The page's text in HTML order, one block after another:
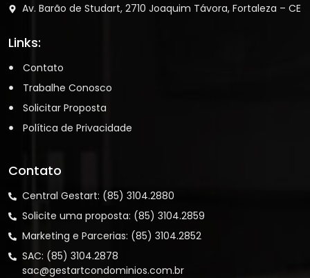
Av. Barão de Studart, 2710 Joaquim Távora, Fortaleza – CE
Links:
Contato
Trabalhe Conosco
Solicitar Proposta
Política de Privacidade
Contato
Central Gestart: (85) 3104.2880
Solicite uma proposta: (85) 3104.2859
Marketing e Parcerias: (85) 3104.2852
SAC: (85) 3104.2878
sac@gestartcondominios.com.br